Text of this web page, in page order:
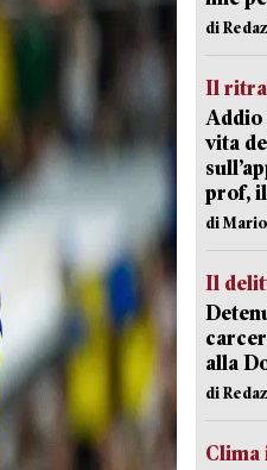
di
Il
Addio
vita
prof, il
di
Il
alla
di
Clima